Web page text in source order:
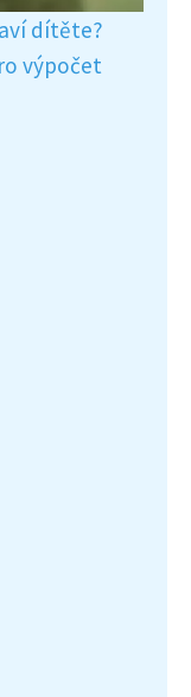
dítěte?
výpočet